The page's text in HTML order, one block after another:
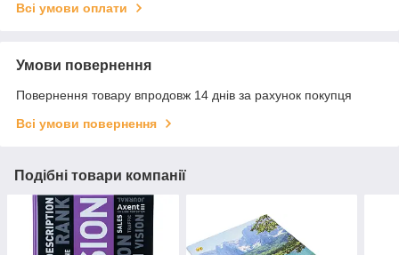
Всі умови оплати
Умови повернення
Повернення товару впродовж 14 днів за рахунок покупця
Всі умови повернення
Подібні товари компанії